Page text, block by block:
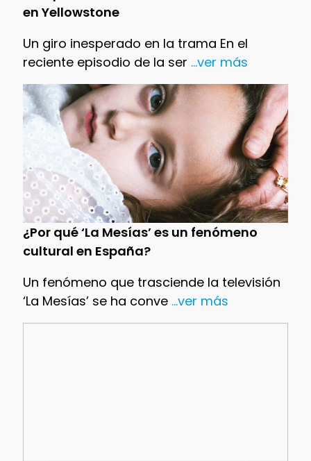
en Yellowstone
Un giro inesperado en la trama En el
reciente episodio de la ser ...ver más
¿Por qué ‘La Mesías’ es un fenómeno
cultural en España?
Un fenómeno que trasciende la televisión
‘La Mesías’ se ha conve...ver más